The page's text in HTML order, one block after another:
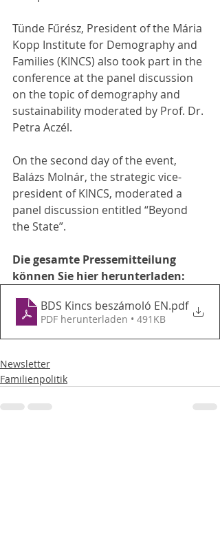
Tünde Fűrész, President of the Mária
Kopp Institute for Demography and
Families (KINCS) also took part in the
conference at the panel discussion
on the topic of demography and
sustainability moderated by Prof. Dr.
Petra Aczél.
On the second day of the event,
Balázs Molnár, the strategic vice-
president of KINCS, moderated a
panel discussion entitled “Beyond
the State”.
Die gesamte Pressemitteilung
können Sie hier herunterladen:
BDS Kincs beszámoló EN.pdf
PDF herunterladen • 491KB
Newsletter
Familienpolitik